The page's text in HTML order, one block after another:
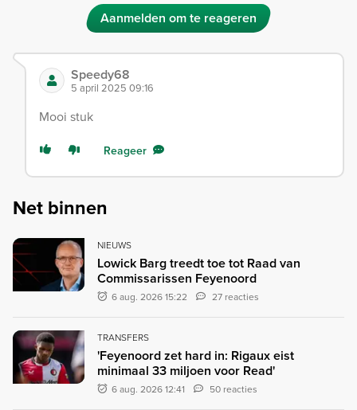
Aanmelden om te reageren
Speedy68
5 april 2025 09:16
Mooi stuk
Reageer
Net binnen
NIEUWS
Lowick Barg treedt toe tot Raad van
Commissarissen Feyenoord
6 aug. 2026 15:22 27 reacties
TRANSFERS
'Feyenoord zet hard in: Rigaux eist
minimaal 33 miljoen voor Read'
6 aug. 2026 12:41 50 reacties